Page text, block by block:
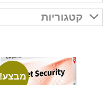
קטגוריות
מבצע!